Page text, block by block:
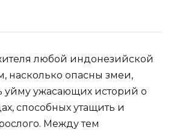
любой индонезийской
насколько опасны змеи,
уйму ужасающих историй о
способных утащить и
Между тем